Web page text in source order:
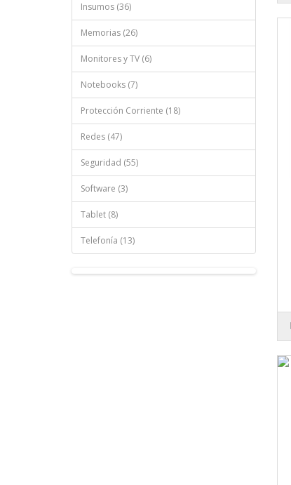
Insumos (36)
Memorias (26)
Monitores y TV (6)
Notebooks (7)
Protección Corriente (18)
Redes (47)
Seguridad (55)
Software (3)
Tablet (8)
Telefonía (13)